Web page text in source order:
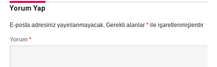
Yorum Yap
E-posta adresiniz yayınlanmayacak. Gerekli alanlar *ile işaretlenmişlerdir
Yorum *